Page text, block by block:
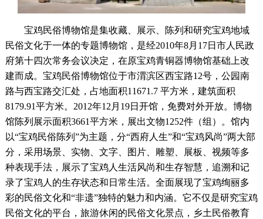
宝鸡民俗博物馆是集收藏、展示、陈列和研究宝鸡地域
民俗文化于一体的专题博物馆，是经2010年8月17日市人民政
府第十四次常务会议决定，在原宝鸡青铜器博物馆基础上改
建而成。宝鸡民俗博物馆位于市渭滨区西宝路12号，公园南
路与西宝路交汇处，占地面积11671.7 平方米，建筑面积
8179.91平方米。2012年12月19日开馆，免费对外开放。博物
馆陈列展示面积3661平方米，展出文物1252件（组）
。馆内
以“宝鸡民俗陈列”为主题，分“西府人生”和“宝鸡风尚”两大部
分，采用场景、实物、文字、图片、雕塑、展板、视频等多
种表现手法，展示了宝鸡人生活风尚和生存智慧，追溯和记
录了宝鸡人的生存状态和日常生活。全面展现了宝鸡绚丽多
彩的民俗文化和“非遗”独特的魅力和内涵。它不仅是研究宝鸡
民俗文化的平台，旅游休闲的民俗文化景点，乡土民俗教育